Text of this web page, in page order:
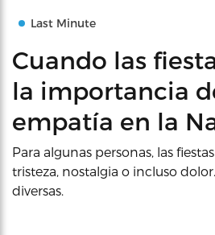
Last Minute
Cuando las
la importancia
empatía en la
Para algunas personas, las
tristeza, nostalgia o incluso
diversas.